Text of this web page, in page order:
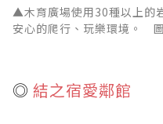
▲木育廣場使用30種以上的
安心的爬行、玩樂環境。
◎ 結之宿愛鄰館